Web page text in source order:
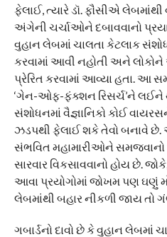
ફેલાઈ, ત્યારે ડૉ. ફૌસીએ
અંગેની ચર્ચાઓને દબાવવાનો
વુહાન લેબમાં ચાલતા કેટલાક
કરવામાં આવી નહોતી અને લોકોને
પ્રેરિત કરવામાં આવ્યા હતા. આ
‘ગેન-ઓફ-ફંક્શન રિસર્ચ’ને લઈને
સંશોધનમાં વૈજ્ઞાનિકો કોઈ
ઝડપથી ફેલાઈ શકે તેવો બનાવે છે.
સંભવિત મહામારીઓને
સારવાર વિકસાવવાનો હોય છે.
આવા પ્રયોગોમાં જોખમ પણ ઘણું
લેબમાંથી બહાર નીકળી જાય તો
ગબાર્ડનો દાવો છે કે વુહાન લેબમાં